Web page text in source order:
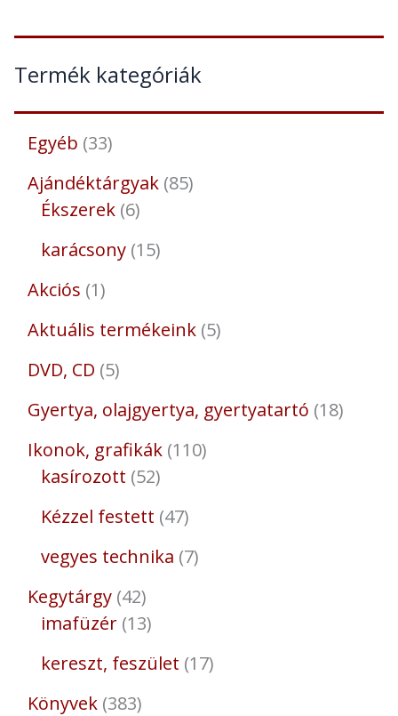
Termék kategóriák
Egyéb 33
Ajándéktárgyak 85
Ékszerek 6
karácsony 15
Akciós 1
Aktuális termékeink 5
DVD, CD 5
Gyertya, olajgyertya, gyertyatartó 18
Ikonok, grafikák 110
kasírozott 52
Kézzel festett 47
vegyes technika 7
Kegytárgy 42
imafüzér 13
kereszt, feszület 17
Könyvek 383